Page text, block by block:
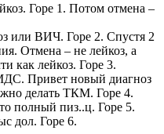
Горе 1. Потом отмена –
или ВИЧ. Горе 2. Спустя 2
Отмена – не лейкоз, а
как лейкоз. Горе 3.
Привет новый диагноз
делать ТКМ. Горе 4.
полный пиз..ц. Горе 5.
дол. Горе 6.